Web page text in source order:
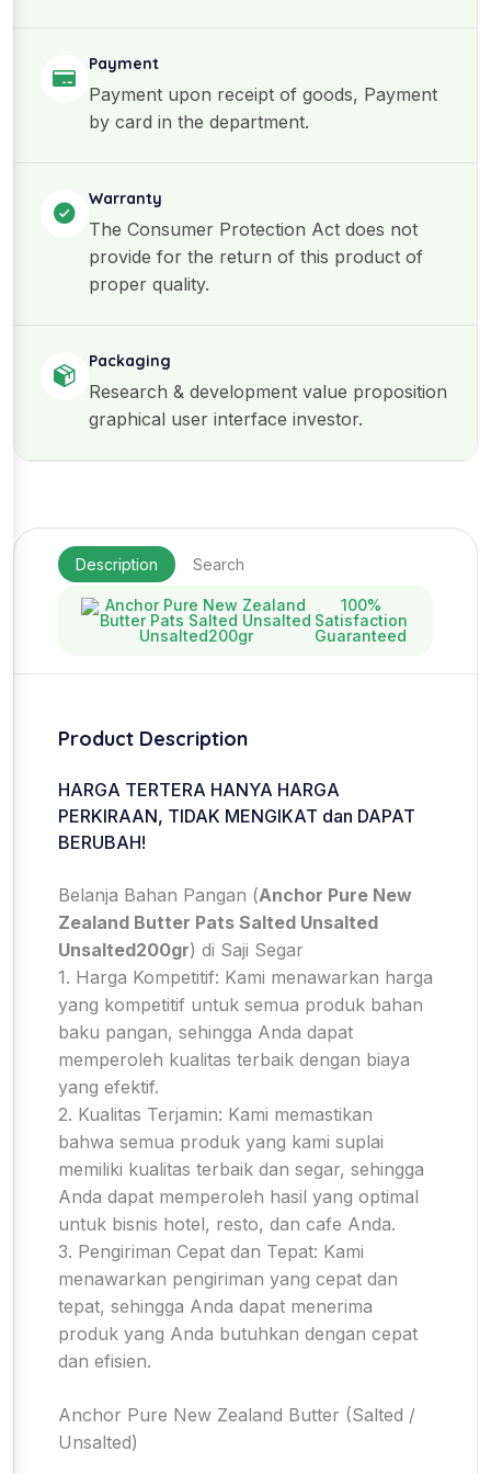
Payment
Payment upon receipt of goods, Payment
by card in the department.
Warranty
The Consumer Protection Act does not
provide for the return of this product of
proper quality.
Packaging
Research & development value proposition
graphical user interface investor.
Description Search
100%
Satisfaction
Guaranteed
Product Description
HARGA TERTERA HANYA HARGA
PERKIRAAN, TIDAK MENGIKAT dan DAPAT
BERUBAH!
Belanja Bahan Pangan (Anchor Pure New
Zealand Butter Pats Salted Unsalted
Unsalted200gr) di Saji Segar
1. Harga Kompetitif: Kami menawarkan harga
yang kompetitif untuk semua produk bahan
baku pangan, sehingga Anda dapat
memperoleh kualitas terbaik dengan biaya
yang efektif.
2. Kualitas Terjamin: Kami memastikan
bahwa semua produk yang kami suplai
memiliki kualitas terbaik dan segar, sehingga
Anda dapat memperoleh hasil yang optimal
untuk bisnis hotel, resto, dan cafe Anda.
3. Pengiriman Cepat dan Tepat: Kami
menawarkan pengiriman yang cepat dan
tepat, sehingga Anda dapat menerima
produk yang Anda butuhkan dengan cepat
dan efisien.
Anchor Pure New Zealand Butter (Salted /
Unsalted)